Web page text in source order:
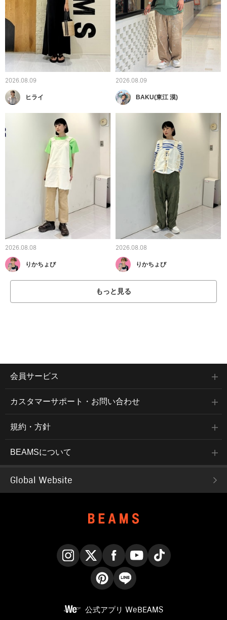
2026.08.09
ヒライ
2026.08.09
BAKU(東江 漠)
2026.08.08
りかちょび
2026.08.08
りかちょび
もっと見る
会員サービス
カスタマーサポート・お問い合わせ
規約・方針
BEAMSについて
Global Website
公式アプリ WeBEAMS